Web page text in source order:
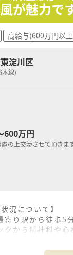
が魅力で
高給与(600万円以
淀川区
線)
600万円
の上交渉させて頂きま
況について】
り駅から徒歩5
から精神科や心